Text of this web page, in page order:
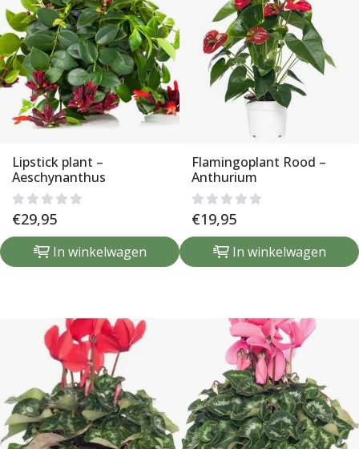
Lipstick plant –
Aeschynanthus
€29,95
In winkelwagen
Flamingoplant Rood –
Anthurium
€19,95
In winkelwagen